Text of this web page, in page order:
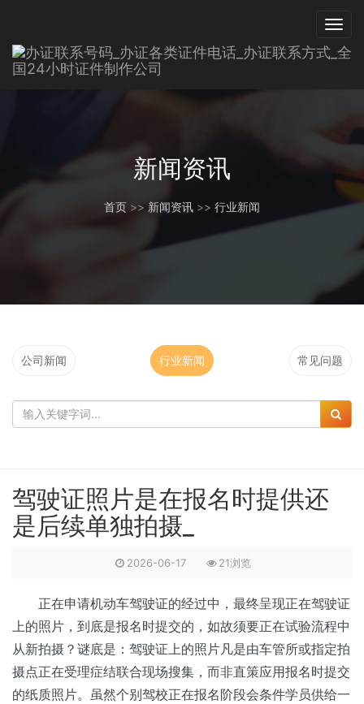
新闻资讯
首页 >> 新闻资讯 >> 行业新闻
公司新闻 行业新闻 常见问题
驾驶证照片是在报名时提供还
是后续单独拍摄_
2026-06-17 21浏览
正在申请机动车驾驶证的经过中，最终呈现正在驾驶证
上的照片，到底是报名时提交的，如故须要正在试验流程中
从新拍摄？谜底是：驾驶证上的照片凡是由车管所或指定拍
摄点正在受理症结联合现场搜集，而非直策应用报名时提交
的纸质照片。虽然个别驾校正在报名阶段会条件学员供给一